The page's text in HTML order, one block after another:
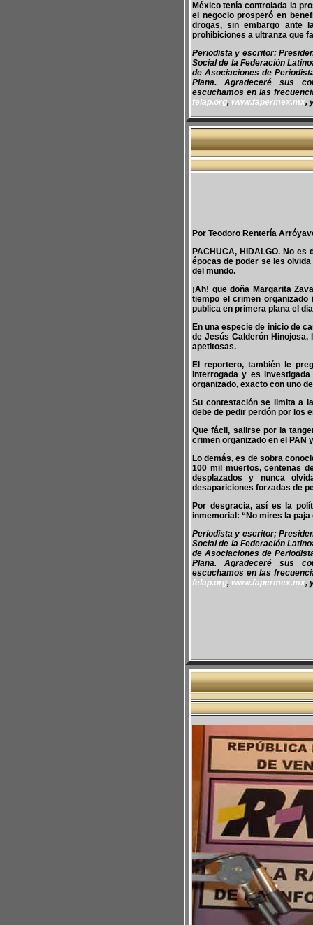
México tenía controlada la
el negocio prosperó en
drogas, sin embargo ante
prohibiciones a ultranza que
Periodista y escritor;
Social de la Federación
de Asociaciones de
Plana. Agradeceré sus
escuchamos en las
felap.org, www.fapermex.mx,
Por Teodoro Rentería
PACHUCA, HIDALGO. No
épocas de poder se les
del mundo.
¡Ah! que doña Margarita
tiempo el crimen
publica en primera plana el
En una especie de inicio de
de Jesús Calderón
apetitosas.
El reportero, también le
interrogada y es
organizado, exacto con uno
Su contestación se limita a
debe de pedir perdón por los
Que fácil, salirse por la
crimen organizado en el PAN
Lo demás, es de sobra
100 mil muertos, centenas
desplazados y nunca
desapariciones forzadas de
Por desgracia, así es la
inmemorial: “No mires la paja
Periodista y escritor;
Social de la Federación
de Asociaciones de
Plana. Agradeceré sus
escuchamos en las
felap.org, www.fapermex.mx,